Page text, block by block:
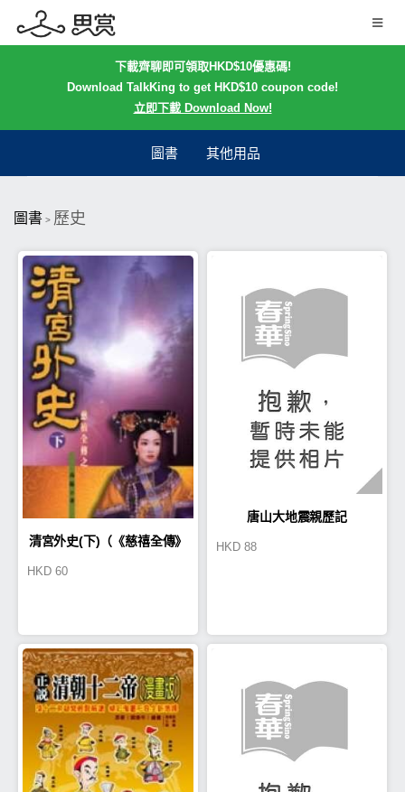
下載齊聊即可領取HKD$10優惠碼!
Download TalkKing to get HKD$10 coupon code!
立即下載 Download Now!
圖書 其他用品
圖書 > 歷史
清宮外史(下)（《慈禧全傳》
HKD 60
唐山大地震親歷記
HKD 88